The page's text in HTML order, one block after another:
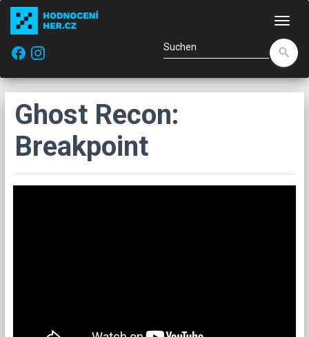
facebook
search
Ghost Recon:
Breakpoint